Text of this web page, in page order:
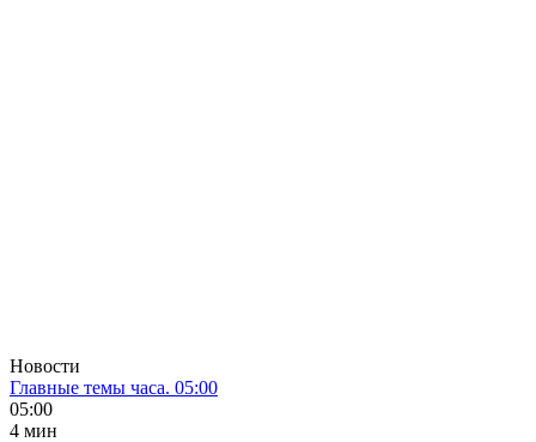
Новости
Главные темы часа. 05:00
05:00
4 мин